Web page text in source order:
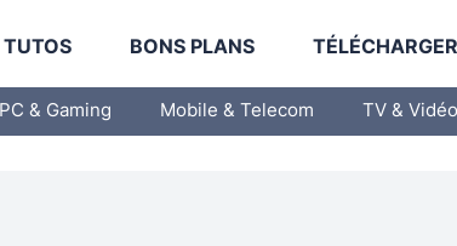
TUTOS BONS PLANS
PC & Gaming Mobile & Telecom TV & Vidéo